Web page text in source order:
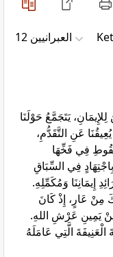
ﺍﻟﻌﺒﺮﺍﻧﻴﻴﻦ 12
يَتَجَمَّعُ حَوْلَنَا
عَنِ التَّقَدُّمِ،
فِي فَخِّهَا
فِي السِّبَاقِ
إِيمَانِنَا وَمُكَمِّلِهِ.
مِنْ عَارٍ، إِذْ كَانَ
يَمِينِ عَرْشِ اللهِ.
الْعَنِيفَةَ الَّتِي عَامَلَهُ